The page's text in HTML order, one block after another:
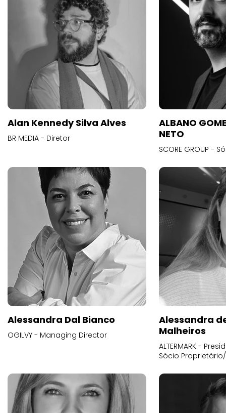
Alan Kennedy Silva Alves
BR MEDIA - Diretor
ALBANO
NETO
SCORE GROUP -
Alessandra Dal Bianco
OGILVY - Managing Director
Alessandra
Malheiros
ALTERMARK -
Sócio